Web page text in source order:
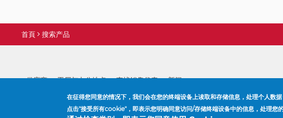
導
首頁 搜索产品
供应商 工厂与办公地点 查找销售代表 新闻
在征得您同意的情况下，我们会在您的终端设备上读取和存储信息，处理个人数
点击"接受所有cookie"，即表示您明确同意访问/存储终端设备中的信息，处理您